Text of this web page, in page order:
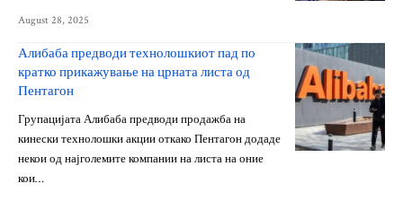
August 28, 2025
Алибаба предводи технолошкиот пад по
кратко прикажување на црната листа од
Пентагон
Групацијата Алибаба предводи продажба на
кинески технолошки акции откако Пентагон додаде
некои од најголемите компании на листа на оние
кои…